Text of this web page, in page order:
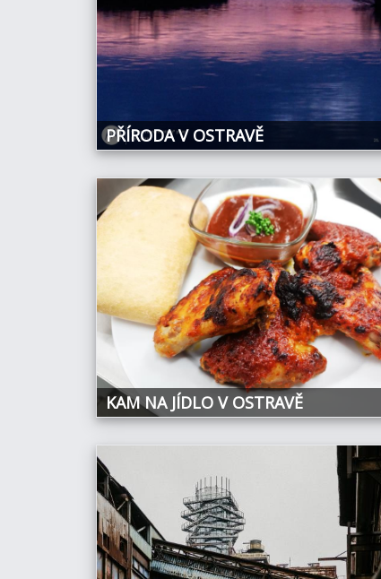
PŘÍRODA V OSTRAVĚ
KAM NA JÍDLO V OSTRAVĚ